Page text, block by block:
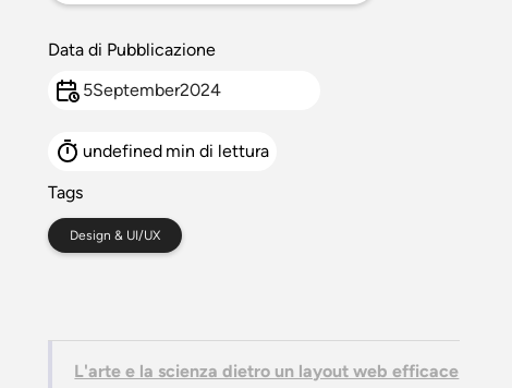
Data di Pubblicazione
5September2024
undefined min di lettura
Tags
Design & UI/UX
L'arte e la scienza dietro un layout web efficace